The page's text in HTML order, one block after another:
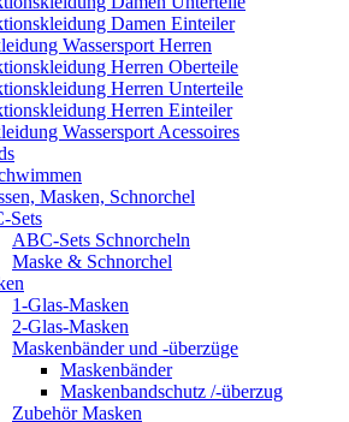
Damen Einteiler
Wassersport Herren
Herren Oberteile
Herren Unterteile
Herren Einteiler
Wassersport Acessoires
Masken, Schnorchel
Sets
ABC-Sets Schnorcheln
Maske & Schnorchel
1-Glas-Masken
2-Glas-Masken
Maskenbänder und -überzüge
Maskenbänder
Maskenbandschutz /-überzug
Zubehör Masken